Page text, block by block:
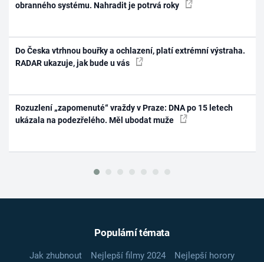
obranného systému. Nahradit je potrvá roky
Do Česka vtrhnou bouřky a ochlazení, platí extrémní výstraha.
RADAR ukazuje, jak bude u vás
Rozuzlení „zapomenuté“ vraždy v Praze: DNA po 15 letech
ukázala na podezřelého. Měl ubodat muže
Populární témata
Jak zhubnout Nejlepší filmy 2024
Nejlepší horory